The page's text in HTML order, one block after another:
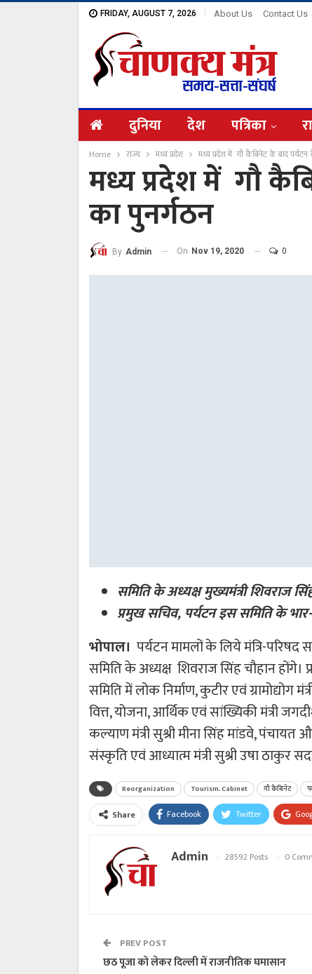
FRIDAY, AUGUST 7, 2026 About Us Contact Us
दुनिया देश पत्रिका
Home राज्य मध्य प्रदेश मध्य प्रदेश में गौ कैबिनेट के बाद
मध्य प्रदेश में गौ
का पुनर्गठन
By Admin On Nov 19, 2020 0
समिति के अध्यक्ष मुख्यमंत्री शिवराज
प्रमुख सचिव, पर्यटन इस समिति के
भोपाल। पर्यटन मामलों के लिये मंत्रि-परिषद
समिति के अध्यक्ष शिवराज सिंह चौहान
समिति में लोक निर्माण, कुटीर एवं ग्रामोद्योग
वित्त, योजना, आर्थिक एवं सांख्यिकी मंत्री
कल्याण मंत्री सुश्री मीना सिंह मांडवे, पंचायत
संस्कृति एवं आध्यात्म मंत्री सुश्री उषा ठाकुर
Reorganization Tourism. Cabinet गौ कैबिनेट
Share Facebook Twitter
Admin 28592 Posts 0
PREV POST
छठ पूजा को लेकर दिल्ली में राजनीतिक घमासान